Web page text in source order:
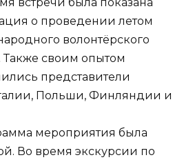
о проведении летом
волонтёрского
Также своим опытом
представители
Польши, Финляндии и
мероприятия была
Во время экскурсии по